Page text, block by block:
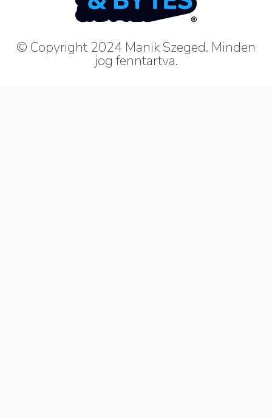
© Copyright 2024 Manik Szeged. Minden
jog fenntartva.